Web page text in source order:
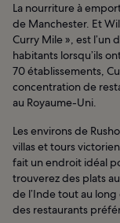
La nourriture à
de Manchester. Et
Curry Mile », est l’un
habitants lorsqu’ils
70 établissements,
concentration de
au Royaume-Uni.
Les environs de
villas et tours
fait un endroit idéal
trouverez des plats
de l’Inde tout au long
des restaurants